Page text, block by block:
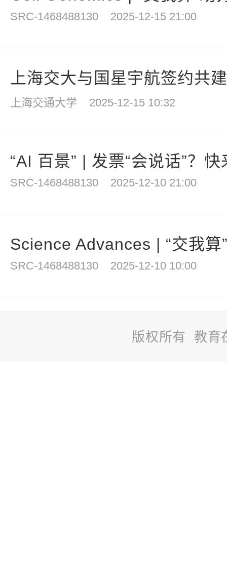
SRC-1468488130 2025-12-15 21:00
上海交大与国星宇航签约共
上海交通大学 2025-12-15 10:32
“AI 百景” | 发票“会说话”？
SRC-1468488130 2025-12-10 21:00
Science Advances | “交我算
SRC-1468488130 2025-12-10 10:00
版权所有 教育